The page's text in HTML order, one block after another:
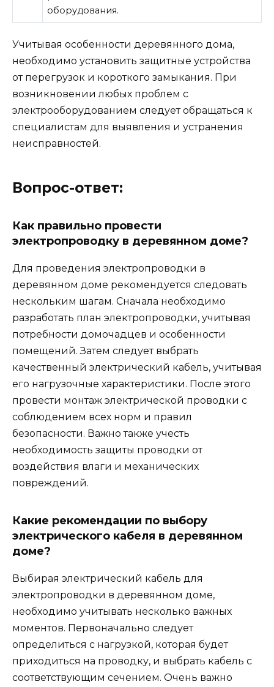
оборудования.
Учитывая особенности деревянного дома,
необходимо установить защитные устройства
от перегрузок и короткого замыкания. При
возникновении любых проблем с
электрооборудованием следует обращаться к
специалистам для выявления и устранения
неисправностей.
Вопрос-ответ:
Как правильно провести
электропроводку в деревянном доме?
Для проведения электропроводки в
деревянном доме рекомендуется следовать
нескольким шагам. Сначала необходимо
разработать план электропроводки, учитывая
потребности домочадцев и особенности
помещений. Затем следует выбрать
качественный электрический кабель, учитывая
его нагрузочные характеристики. После этого
провести монтаж электрической проводки с
соблюдением всех норм и правил
безопасности. Важно также учесть
необходимость защиты проводки от
воздействия влаги и механических
повреждений.
Какие рекомендации по выбору
электрического кабеля в деревянном
доме?
Выбирая электрический кабель для
электропроводки в деревянном доме,
необходимо учитывать несколько важных
моментов. Первоначально следует
определиться с нагрузкой, которая будет
приходиться на проводку, и выбрать кабель с
соответствующим сечением. Очень важно